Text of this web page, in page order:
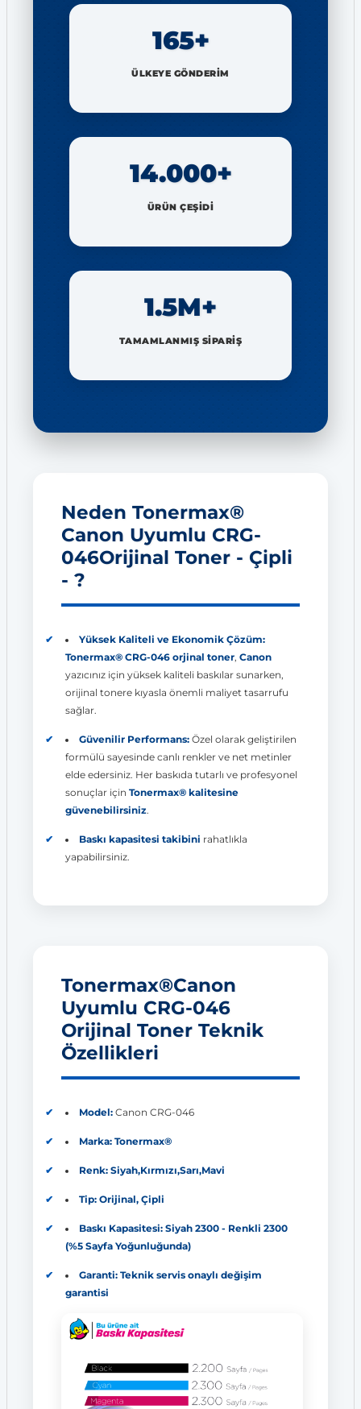
165+
ÜLKEYE GÖNDERİM
14.000+
ÜRÜN ÇEŞİDİ
1.5M+
TAMAMLANMIŞ SİPARİŞ
Neden Tonermax®
Canon Uyumlu CRG-
046Orijinal Toner - Çipli
- ?
Yüksek Kaliteli ve Ekonomik Çözüm:
Tonermax® CRG-046 orjinal toner, Canon
yazıcınız için yüksek kaliteli baskılar sunarken,
orijinal tonere kıyasla önemli maliyet tasarrufu
sağlar.
Güvenilir Performans:Özel olarak geliştirilen
formülü sayesinde canlı renkler ve net metinler
elde edersiniz. Her baskıda tutarlı ve profesyonel
sonuçlar için Tonermax® kalitesine
güvenebilirsiniz.
Baskı kapasitesi takibini rahatlıkla
yapabilirsiniz.
Tonermax®Canon
Uyumlu CRG-046
Orijinal Toner Teknik
Özellikleri
Model:Canon CRG-046
Marka: Tonermax®
Renk: Siyah,Kırmızı,Sarı,Mavi
Tip: Orijinal, Çipli
Baskı Kapasitesi: Siyah 2300 - Renkli 2300
(%5 Sayfa Yoğunluğunda)
Garanti: Teknik servis onaylı değişim
garantisi